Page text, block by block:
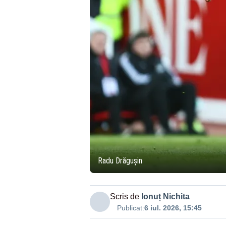
Radu Drăgușin
Scris de Ionuț Nichita
Publicat:6 iul. 2026, 15:45